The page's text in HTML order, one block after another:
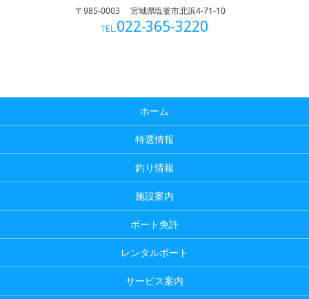
〒985-0003
宮城県塩釜市北浜4-71-10
TEL.022-365-3220
ホーム
特選情報
釣り情報
施設案内
ボート免許
レンタルボート
サービス案内